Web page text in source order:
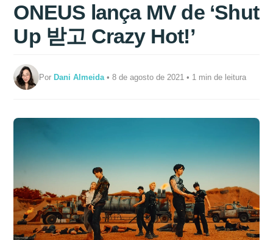
ONEUS lança MV de ‘Shut
Up 받고 Crazy Hot!’
PorDani Almeida • 8 de agosto de 2021 • 1 min de leitura